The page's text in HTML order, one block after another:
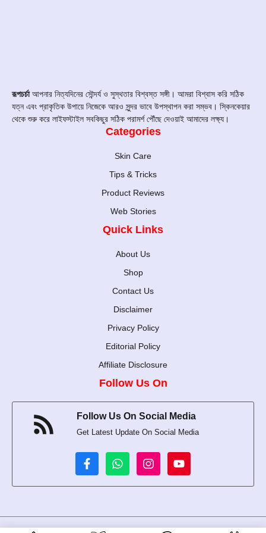
রূপচর্চাআপনার নিত্যদিনের সৌন্দর্য ও সুস্থতার বিশ্বস্ত সঙ্গী। আমরা বিশ্বাস করি সঠিক
যত্ন এবং প্রাকৃতিক উপায়ে নিজেকে আরও সুন্দর ভাবে উপস্থাপন করা সম্ভব। স্কিনকেয়ার
থেকে শুরু করে লাইফস্টাইল সবকিছুর সঠিক পরামর্শ পৌঁছে দেওয়াই আমাদের লক্ষ্য।
Categories
Skin Care
Tips & Tricks
Product Reviews
Web Stories
Quick Links
About Us
Shop
Contact Us
Disclaimer
Privacy Policy
Editorial Policy
Affiliate Disclosure
Follow Us On
Follow Us On Social Media
Get Latest Update On Social Media